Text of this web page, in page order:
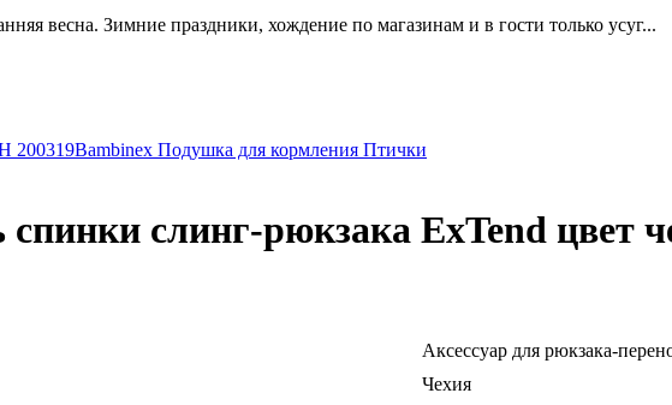
весна. Зимние праздники, хождение по магазинам и в гости только усуг...
200319Bambinex Подушка для кормления Птички
слинг-рюкзака ExTend цвет
Аксессуар для рюкзака-
Чехия